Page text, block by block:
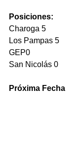
Posiciones:
Charoga 5
Los Pampas 5
GEP0
San Nicolás 0
Próxima Fecha